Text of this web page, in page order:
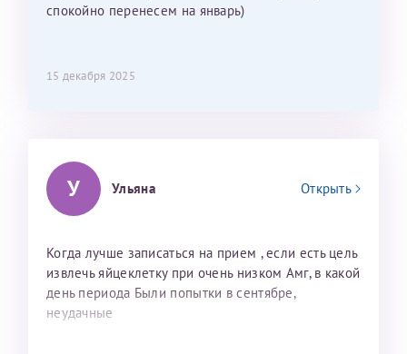
спокойно перенесем на январь)
15 декабря 2025
У Ульяна Открыть
Когда лучше записаться на прием , если есть цель
извлечь яйцеклетку при очень низком Амг, в какой
день периода Были попытки в сентябре,
неудачные